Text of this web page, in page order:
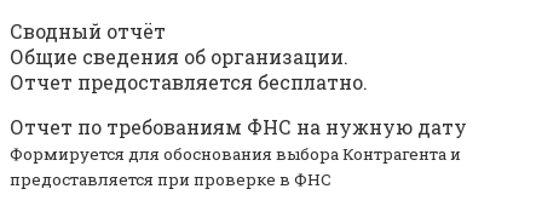
Сводный отчёт
Общие сведения об организации.
Отчет предоставляется бесплатно.
Отчет по требованиям ФНС на нужную дату
Формируется для обоснования выбора Контрагента и
предоставляется при проверке в ФНС